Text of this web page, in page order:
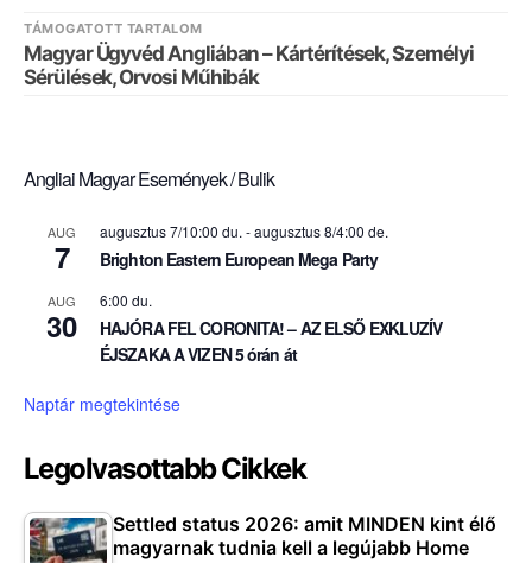
TÁMOGATOTT TARTALOM
Magyar Ügyvéd Angliában – Kártérítések, Személyi
Sérülések, Orvosi Műhibák
Angliai Magyar Események / Bulik
AUG
7
augusztus 7/10:00 du. -augusztus 8/4:00 de.
Brighton Eastern European Mega Party
AUG
30
6:00 du.
HAJÓRA FEL CORONITA! – AZ ELSŐ EXKLUZÍV
ÉJSZAKA A VIZEN 5 órán át
Naptár megtekintése
Legolvasottabb Cikkek
Settled status 2026: amit MINDEN kint élő
magyarnak tudnia kell a legújabb Home